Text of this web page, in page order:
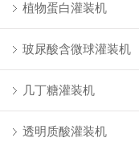
植物蛋白灌装机
玻尿酸含微球灌装机
几丁糖灌装机
透明质酸灌装机